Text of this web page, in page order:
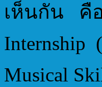
เห็นกัน คื
Musical